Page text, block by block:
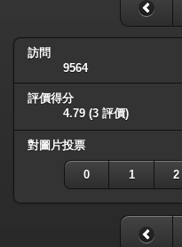
訪問
9564
評價得分
4.79 (3 評價)
對圖片投票
0 1 2